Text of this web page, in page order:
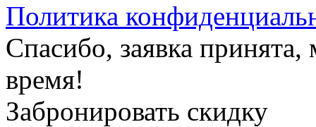
Политика
Спасибо, заявка
время!
Забронировать скидку